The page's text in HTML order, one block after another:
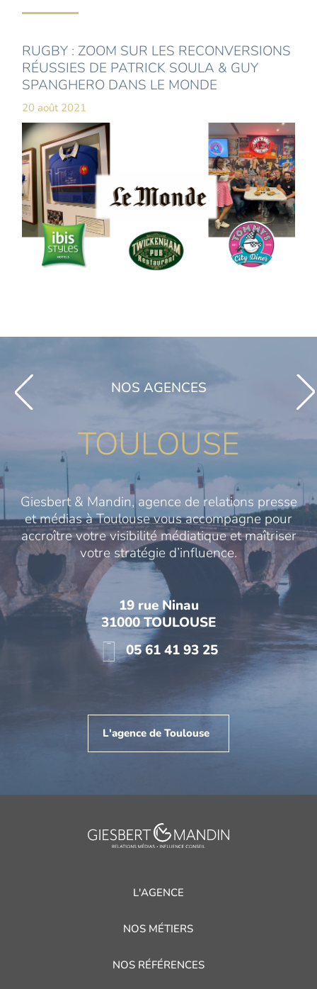
RUGBY : ZOOM SUR LES RECONVERSIONS
RÉUSSIES DE PATRICK SOULA & GUY
SPANGHERO DANS LE MONDE
20 août 2021
NOS AGENCES
TOULOUSE
Giesbert & Mandin, agence de relations presse
et médias à Toulouse vous accompagne pour
accroître votre visibilité médiatique et maîtriser
votre stratégie d’influence.
19 rue Ninau
31000 TOULOUSE
05 61 41 93 25
L'agence de Toulouse
L'AGENCE
NOS MÉTIERS
NOS RÉFÉRENCES